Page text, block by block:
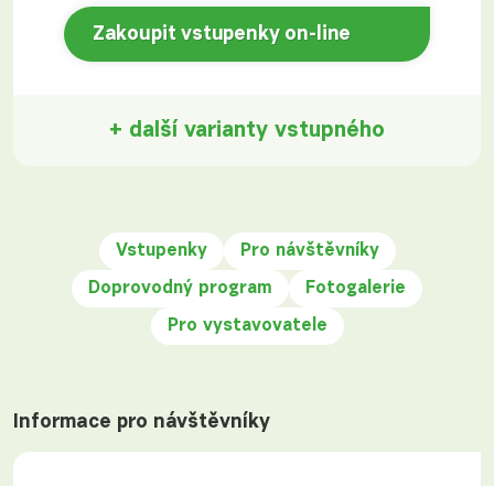
Zakoupit vstupenky on-line
+ další varianty vstupného
Vstupenky Pro návštěvníky
Doprovodný program Fotogalerie
Pro vystavovatele
Informace pro návštěvníky